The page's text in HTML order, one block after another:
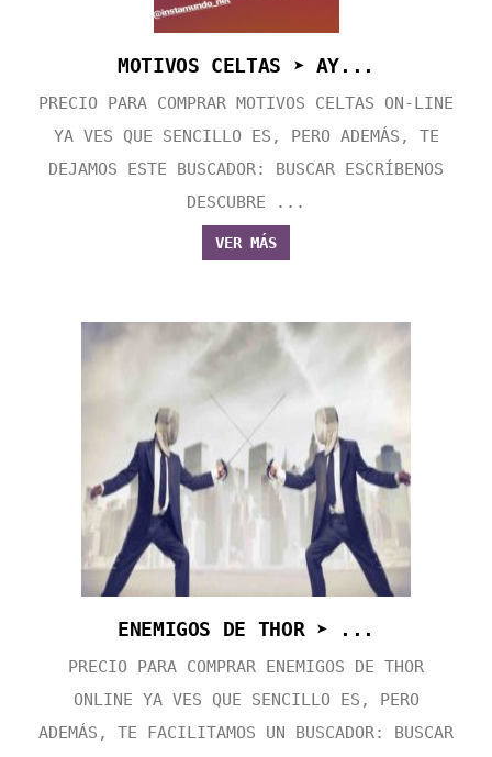
MOTIVOS CELTAS ➤ AY...
PRECIO PARA COMPRAR MOTIVOS CELTAS ON-LINE
YA VES QUE SENCILLO ES, PERO ADEMÁS, TE
DEJAMOS ESTE BUSCADOR: BUSCAR ESCRÍBENOS
DESCUBRE ...
VER MÁS
ENEMIGOS DE THOR ➤ ...
PRECIO PARA COMPRAR ENEMIGOS DE THOR
ONLINE YA VES QUE SENCILLO ES, PERO
ADEMÁS, TE FACILITAMOS UN BUSCADOR: BUSCAR